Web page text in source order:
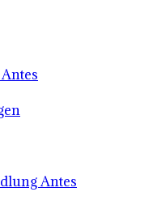
Antes